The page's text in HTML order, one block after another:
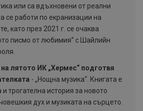
или са вдъхновени от реални
се работи по екранизации на
като през 2021 г. се очаква
писмо от любимия“ с Шайлийн
лятото ИК „Хермес“ подготвя
- „Нощна музика“. Книгата е
трогателна история за новото
дух и музиката на сърцето.